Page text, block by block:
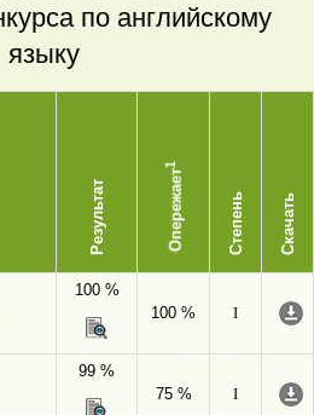
по английскому
языку
Результат Опережает
1
Степень Скачать
100 %
100 %
I
99 %
75 %
I